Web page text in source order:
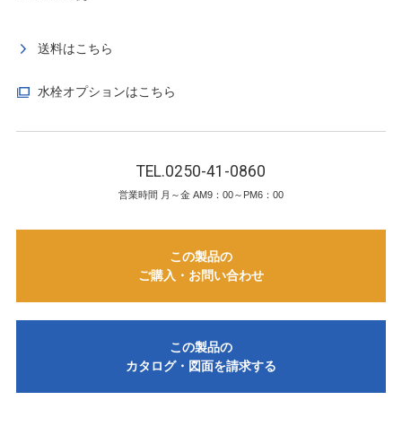
送料はこちら
水栓オプションはこちら
TEL.0250-41-0860
営業時間 月～金 AM9：00～PM6：00
この製品の
ご購入・お問い合わせ
この製品の
カタログ・図面を請求する